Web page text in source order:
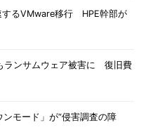
するVMware移行 HPE幹部が
ランサムウェア被害に 復旧費
モード」が“侵害調査の障